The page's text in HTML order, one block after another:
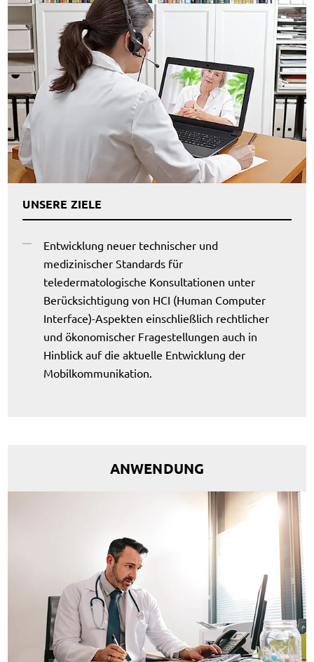
UNSERE ZIELE
Entwicklung neuer technischer und
medizinischer Standards für
teledermatologische Konsultationen unter
Berücksichtigung von HCI (Human Computer
Interface)-Aspekten einschließlich rechtlicher
und ökonomischer Fragestellungen auch in
Hinblick auf die aktuelle Entwicklung der
Mobilkommunikation.
ANWENDUNG